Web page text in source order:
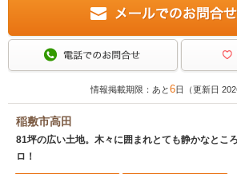
情報掲載期限：あと6日（更新日
稲敷市高田
81坪の広い土地。木々に囲まれとても静かなとこ
ロ！